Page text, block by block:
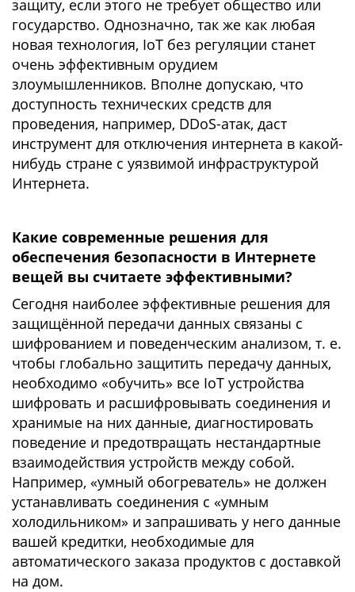
защиту, если этого не требует общество или
государство. Однозначно, так же как любая
новая технология, IoT без регуляции станет
очень эффективным орудием
злоумышленников. Вполне допускаю, что
доступность технических средств для
проведения, например, DDoS-атак, даст
инструмент для отключения интернета в какой-
нибудь стране с уязвимой инфраструктурой
Интернета.
Какие современные решения для
обеспечения безопасности в Интернете
вещей вы считаете эффективными?
Сегодня наиболее эффективные решения для
защищённой передачи данных связаны с
шифрованием и поведенческим анализом, т. е.
чтобы глобально защитить передачу данных,
необходимо «обучить» все IoT устройства
шифровать и расшифровывать соединения и
хранимые на них данные, диагностировать
поведение и предотвращать нестандартные
взаимодействия устройств между собой.
Например, «умный обогреватель» не должен
устанавливать соединения с «умным
холодильником» и запрашивать у него данные
вашей кредитки, необходимые для
автоматического заказа продуктов с доставкой
на дом.